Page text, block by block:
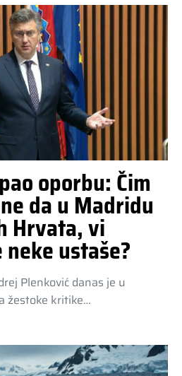
oporbu: Čim
da u Madridu
Hrvata, vi
ustaše?
Plenković danas je u
žestoke kritike…